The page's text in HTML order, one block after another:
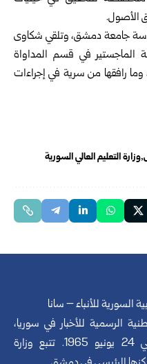
الأصول.
جامعة دمشق، وتلقي شكاوى
في قسم المداواة
وما رافقها من سرية في إجراءات
وزارة التعليم العالي السورية
السورية للأنباء – سانا
الرسمية للأخبار في سوريا،
تأسست في 24 يونيو 1965. تتبع وزارة